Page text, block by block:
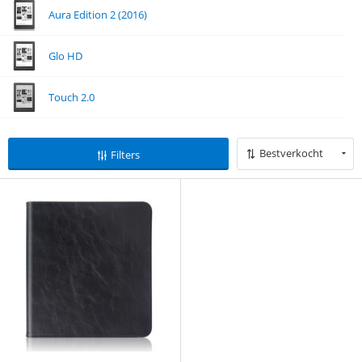
Aura Edition 2 (2016)
Glo HD
Touch 2.0
Filters Bestverkocht